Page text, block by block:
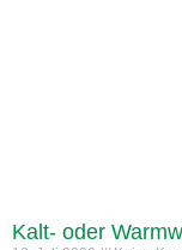
Kalt- oder